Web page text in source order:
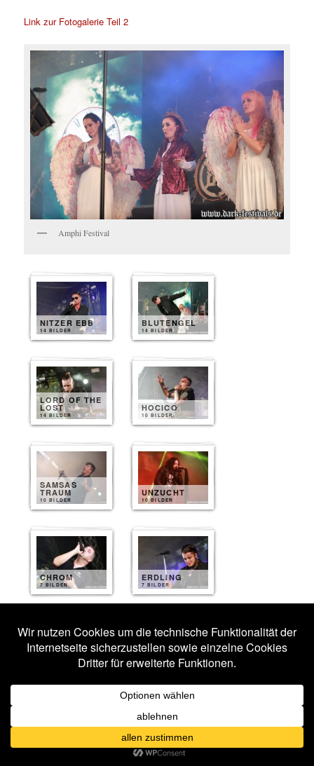
Link zur Fotogalerie Teil 2
Amphi Festival
NITZER EBB
14 BILDER
BLUTENGEL
14 BILDER
LORD OF THE
LOST
14 BILDER
HOCICO
10 BILDER
SAMSAS
TRAUM
10 BILDER
UNZUCHT
10 BILDER
CHROM
7 BILDER
ERDLING
7 BILDER
SOLITARY
EXPERIMENTS SEELENNACHT
COMPLEX MASSIVE EGO
5 BILDER